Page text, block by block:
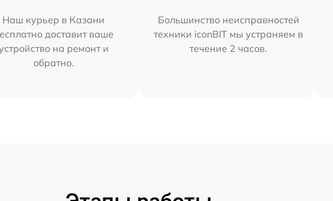
Наш курьер в Казани
доставит ваше
на ремонт и
обратно.
Большинство неисправностей
техники iconBIT мы устраняем в
течение 2 часов.